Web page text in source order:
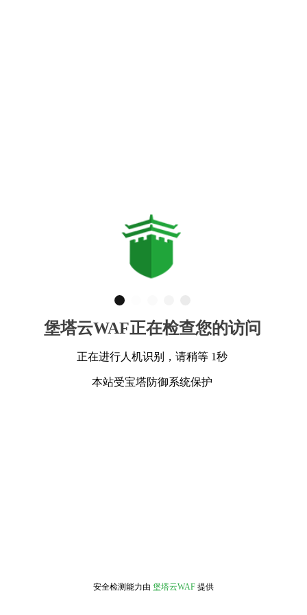
堡塔云WAF正在检查您的访问
正在进行人机识别，请稍等 1秒
本站受宝塔防御系统保护
安全检测能力由 堡塔云WAF 提供